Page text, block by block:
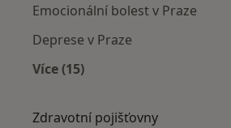
Emocionální bolest v Praze
Deprese v Praze
Více (15)
Zdravotní pojišťovny